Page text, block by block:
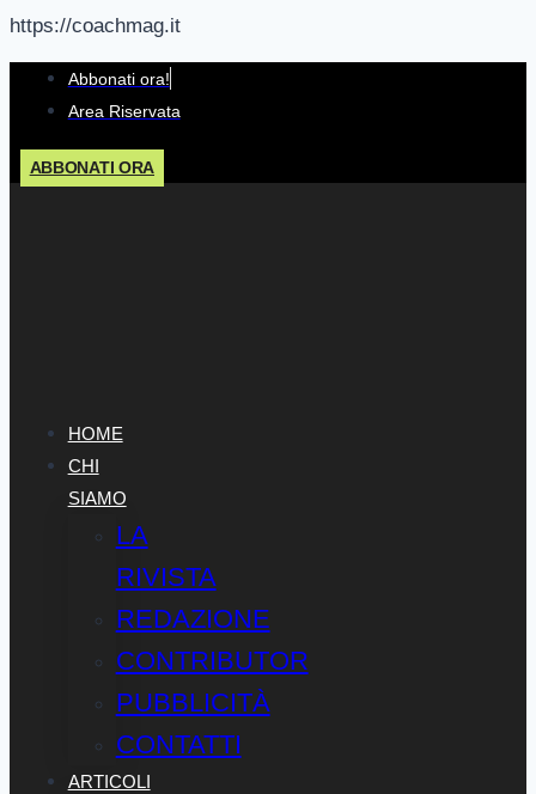
https://coachmag.it
Salta
contenuto
Abbonati ora!
Area Riservata
ABBONATI ORA
HOME
CHI
SIAMO
LA
RIVISTA
REDAZIONE
CONTRIBUTOR
PUBBLICITÀ
CONTATTI
ARTICOLI